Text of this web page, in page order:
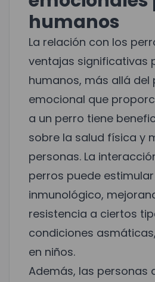
humanos
La relación con los
ventajas significativas
humanos, más allá del
emocional que
a un perro tiene
sobre la salud física y
personas. La
perros puede
inmunológico,
resistencia a ciertos
condiciones
en niños.
Además, las personas